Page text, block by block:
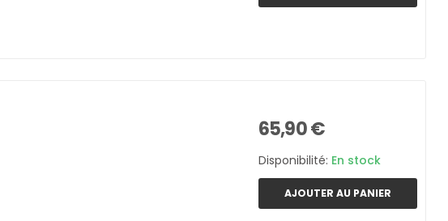
65,90 €
Disponibilité: En stock
AJOUTER AU PANIER